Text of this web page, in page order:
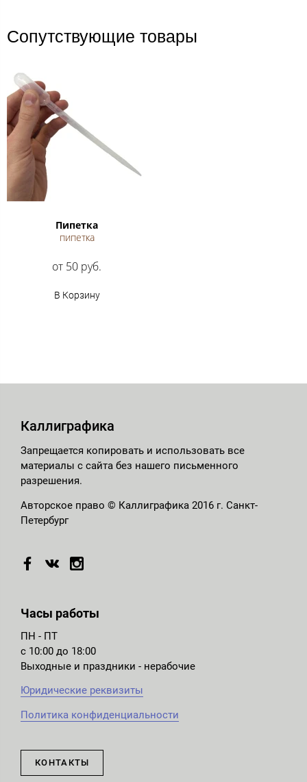
Сопутствующие товары
Пипетка
пипетка
от 50 руб.
В Корзину
Каллиграфика
Запрещается копировать и использовать все
материалы с сайта без нашего письменного
разрешения.
Авторское право © Каллиграфика 2016 г. Санкт-
Петербург
Часы работы
ПН - ПТ
с 10:00 до 18:00
Выходные и праздники - нерабочие
Юридические реквизиты
Политика конфиденциальности
КОНТАКТЫ